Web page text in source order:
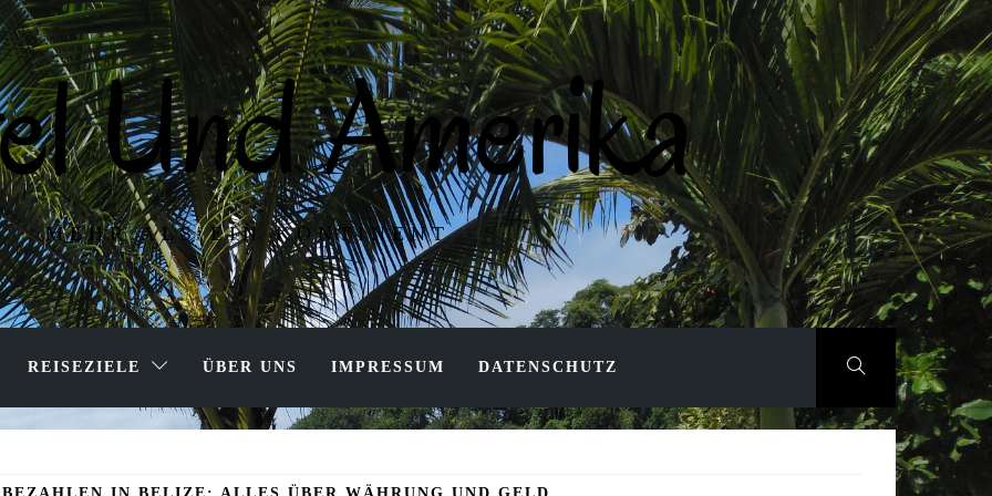
Und Amerika
MEHR ALS EIN KONTINENT
REISEZIELE ÜBER UNS IMPRESSUM DATENSCHUTZ